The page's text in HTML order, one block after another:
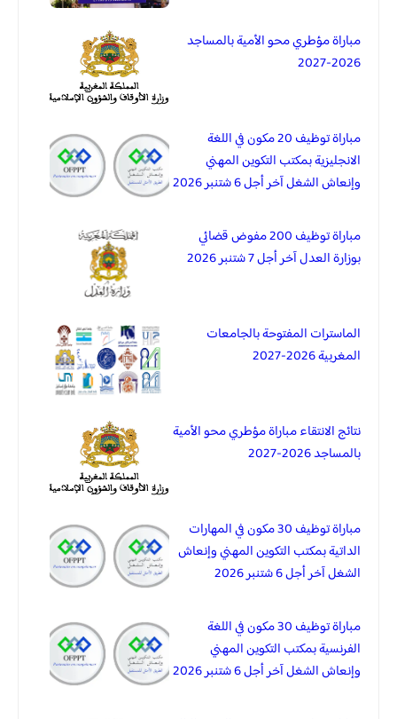
مباراة مؤطري محو الأمية بالمساجد
2026-2027
مباراة توظيف 20 مكون في اللغة
الانجليزية بمكتب التكوين المهني
وإنعاش الشغل آخر أجل 6 شتنبر 2026
مباراة توظيف 200 مفوض قضائي
بوزارة العدل آخر أجل 7 شتنبر 2026
الماسترات المفتوحة بالجامعات
المغربية 2026-2027
نتائج الانتقاء مباراة مؤطري محو الأمية
بالمساجد 2026-2027
مباراة توظيف 30 مكون في المهارات
الداتية بمكتب التكوين المهني وإنعاش
الشغل آخر أجل 6 شتنبر 2026
مباراة توظيف 30 مكون في اللغة
الفرنسية بمكتب التكوين المهني
وإنعاش الشغل آخر أجل 6 شتنبر 2026